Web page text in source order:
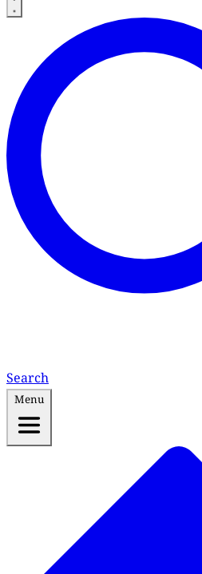
Search
Menu